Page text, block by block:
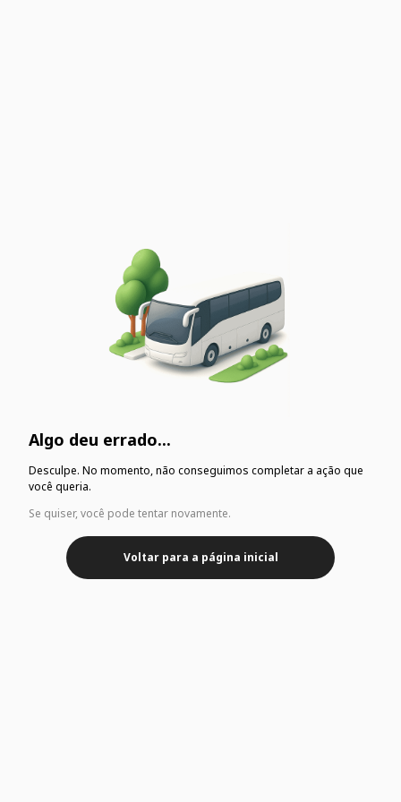
Algo deu errado...
Desculpe. No momento, não conseguimos completar a ação que
você queria.
Se quiser, você pode tentar novamente.
Voltar para a página inicial